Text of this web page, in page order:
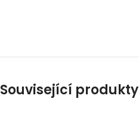
Související produkty